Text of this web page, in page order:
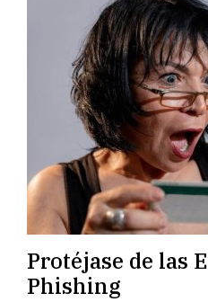
Protéjase de las
Phishing